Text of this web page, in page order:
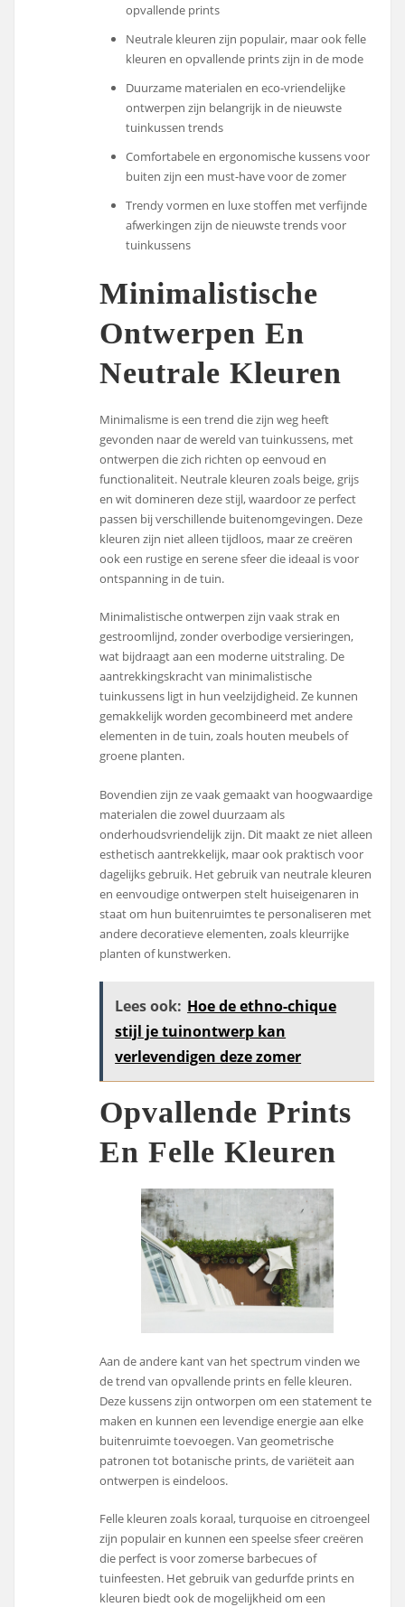
opvallende prints
Neutrale kleuren zijn populair, maar ook felle
kleuren en opvallende prints zijn in de mode
Duurzame materialen en eco-vriendelijke
ontwerpen zijn belangrijk in de nieuwste
tuinkussen trends
Comfortabele en ergonomische kussens voor
buiten zijn een must-have voor de zomer
Trendy vormen en luxe stoffen met verfijnde
afwerkingen zijn de nieuwste trends voor
tuinkussens
Minimalistische
Ontwerpen En
Neutrale Kleuren
Minimalisme is een trend die zijn weg heeft
gevonden naar de wereld van tuinkussens, met
ontwerpen die zich richten op eenvoud en
functionaliteit. Neutrale kleuren zoals beige, grijs
en wit domineren deze stijl, waardoor ze perfect
passen bij verschillende buitenomgevingen. Deze
kleuren zijn niet alleen tijdloos, maar ze creëren
ook een rustige en serene sfeer die ideaal is voor
ontspanning in de tuin.
Minimalistische ontwerpen zijn vaak strak en
gestroomlijnd, zonder overbodige versieringen,
wat bijdraagt aan een moderne uitstraling. De
aantrekkingskracht van minimalistische
tuinkussens ligt in hun veelzijdigheid. Ze kunnen
gemakkelijk worden gecombineerd met andere
elementen in de tuin, zoals houten meubels of
groene planten.
Bovendien zijn ze vaak gemaakt van hoogwaardige
materialen die zowel duurzaam als
onderhoudsvriendelijk zijn. Dit maakt ze niet alleen
esthetisch aantrekkelijk, maar ook praktisch voor
dagelijks gebruik. Het gebruik van neutrale kleuren
en eenvoudige ontwerpen stelt huiseigenaren in
staat om hun buitenruimtes te personaliseren met
andere decoratieve elementen, zoals kleurrijke
planten of kunstwerken.
Lees ook: Hoe de ethno-chique
stijl je tuinontwerp kan
verlevendigen deze zomer
Opvallende Prints
En Felle Kleuren
Aan de andere kant van het spectrum vinden we
de trend van opvallende prints en felle kleuren.
Deze kussens zijn ontworpen om een statement te
maken en kunnen een levendige energie aan elke
buitenruimte toevoegen. Van geometrische
patronen tot botanische prints, de variëteit aan
ontwerpen is eindeloos.
Felle kleuren zoals koraal, turquoise en citroengeel
zijn populair en kunnen een speelse sfeer creëren
die perfect is voor zomerse barbecues of
tuinfeesten. Het gebruik van gedurfde prints en
kleuren biedt ook de mogelijkheid om een